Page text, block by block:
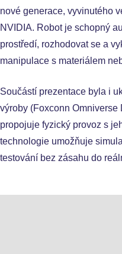
nové generace, vyvinutého
NVIDIA. Robot je schopný
prostředí, rozhodovat se a
manipulace s materiálem
Součástí prezentace byla i
výroby (Foxconn
propojuje fyzický provoz s
technologie umožňuje
testování bez zásahu do